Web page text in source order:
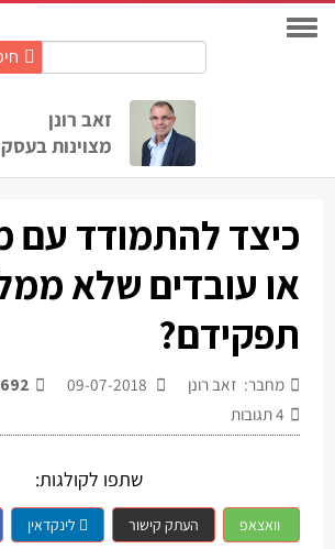
זאב רונן
מצוינות
כיצד להתמודד עם
או עובדים שלא
תפקידם?
מחבר: זאב רונן
4תגובות
שתפו לקולגות:
וואצאפ העתק קישור לינקדאין